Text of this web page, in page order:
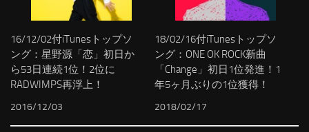
16/12/02付iTunesトップソ
ング：星野源「恋」初日か
ら53日連続1位！2位に
RADWIMPS再浮上！
2016/12/03
18/02/16付iTunesトップソ
ング：ONE OK ROCK新曲
「Change」初日1位発進！1
年5ヶ月ぶりの1位獲得！
2018/02/17